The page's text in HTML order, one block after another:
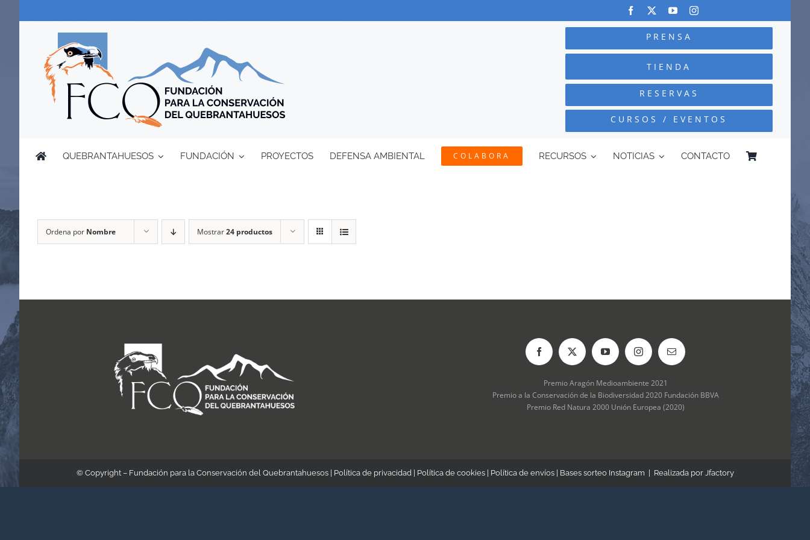
PRENSA
TIENDA
RESERVAS
CURSOS / EVENTOS
QUEBRANTAHUESOS FUNDACIÓN PROYECTOS DEFENSA AMBIENTAL COLABORA RECURSOS NOTICIAS CONTACTO
Ordena por Nombre Mostrar24 productos
Premio Aragón Medioambiente 2021
Premio a la Conservación de la Biodiversidad 2020 Fundación BBVA
Premio Red Natura 2000 Unión Europea (2020)
© Copyright – Fundación para la Conservación del Quebrantahuesos | Política de privacidad| Política de cookies| Política de envíos| Bases sorteo Instagram | Realizada por Jfactory